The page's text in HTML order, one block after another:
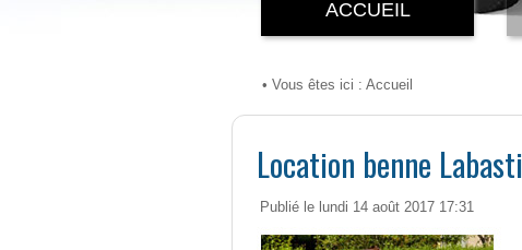
ACCUEIL
• Vous êtes ici : Accueil
Location benne
Publié le lundi 14 août 2017 17:31